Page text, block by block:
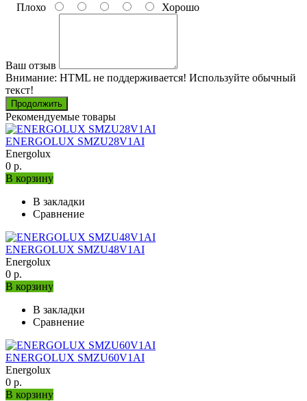
Плохо
Хорошо
Ваш отзыв
Внимание: HTML не поддерживается! Используйте обычный
текст!
Продолжить
Рекомендуемые товары
ENERGOLUX SMZU28V1AI
Energolux
0 р.
В корзину
В закладки
Сравнение
ENERGOLUX SMZU48V1AI
Energolux
0 р.
В корзину
В закладки
Сравнение
ENERGOLUX SMZU60V1AI
Energolux
0 р.
В корзину